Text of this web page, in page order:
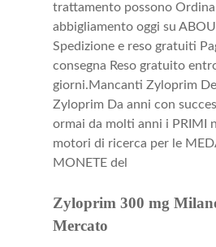
trattamento possono
abbigliamento oggi su
Spedizione e reso gratuiti
consegna Reso gratuito
giorni.Mancanti Zyloprim
Zyloprim Da anni con
ormai da molti anni i PRIMI
motori di ricerca per le
MONETE del
Zyloprim 300 mg
Mercato